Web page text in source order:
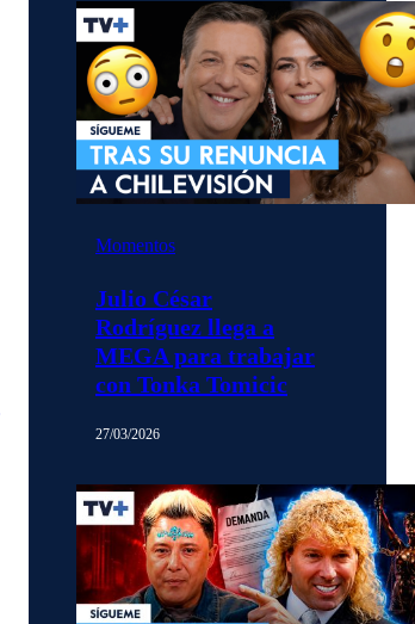
Momentos
Julio César
Rodríguez llega a
MEGA para trabajar
con Tonka Tomicic
27/03/2026